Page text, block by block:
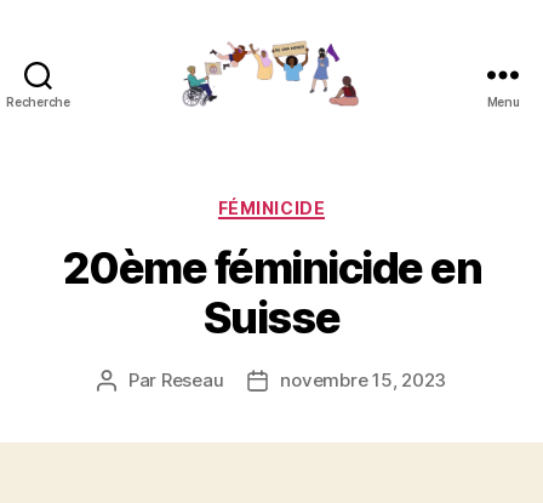
Recherche
féminicides
Menu
Catégories
FÉMINICIDE
20ème féminicide en
Suisse
Auteur
Par Reseau
Datenovembre 15, 2023